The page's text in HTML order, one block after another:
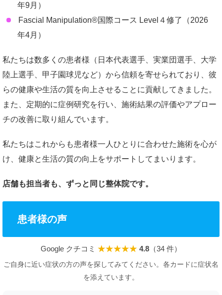
年9月）
Fascial Manipulation®国際コース Level４修了（2026
年4月）
私たちは数多くの患者様（日本代表選手、実業団選手、大学
陸上選手、甲子園球児など）から信頼を寄せられており、彼
らの健康や生活の質を向上させることに貢献してきました。
また、定期的に症例研究を行い、施術結果の評価やアプロー
チの改善に取り組んでいます。
私たちはこれからも患者様一人ひとりに合わせた施術を心が
け、健康と生活の質の向上をサポートしてまいります。
店舗も担当者も、ずっと同じ整体院です。
患者様の声
Google クチコミ ★★★★★ 4.8 （34 件）
ご自身に近い症状の方の声を探してみてください。各カードに症状名
を添えています。